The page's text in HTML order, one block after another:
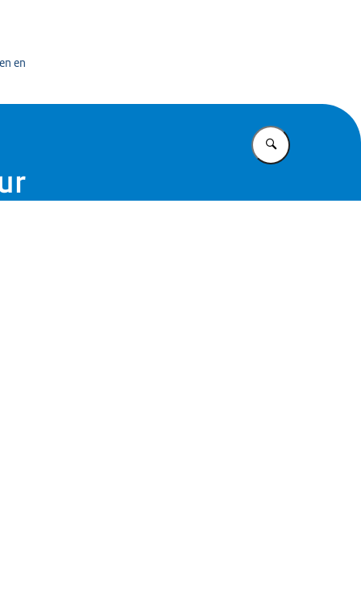
en
Vul in wat u